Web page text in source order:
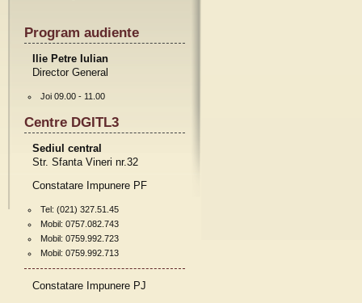
Program audiente
Ilie Petre Iulian
Director General
Joi 09.00 - 11.00
Centre DGITL3
Sediul central
Str. Sfanta Vineri nr.32
Constatare Impunere PF
Tel: (021) 327.51.45
Mobil: 0757.082.743
Mobil: 0759.992.723
Mobil: 0759.992.713
Constatare Impunere PJ